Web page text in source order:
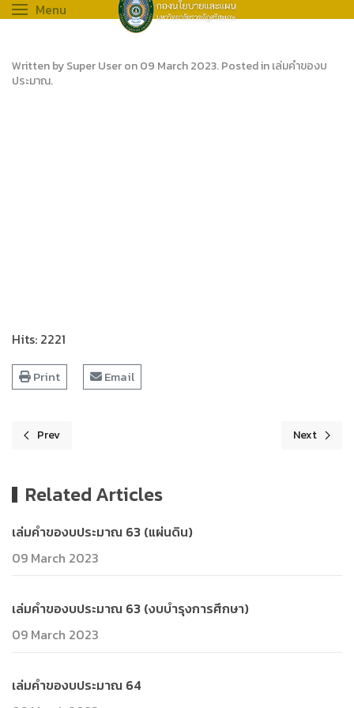
Menu
Written by Super User on09 March 2023. Posted inเล่มคำของบ
ประมาณ.
Hits: 2221
Print Email
Previous article: เล่มคำของบประมาณ 64
Prev Next
Next
Related Articles
เล่มคำของบประมาณ 63 (แผ่นดิน)
09 March 2023
เล่มคำของบประมาณ 63 (งบบำรุงการศึกษา)
09 March 2023
เล่มคำของบประมาณ 64